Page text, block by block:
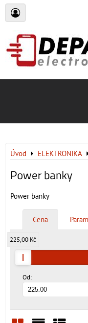
Úvod ELEKTRONIKA
Power banky
Power banky
Cena
Od:
225,00 Kč